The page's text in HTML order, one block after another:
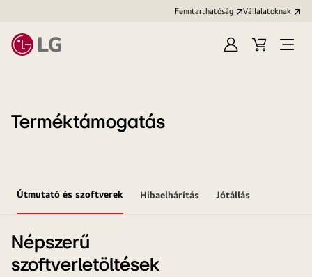
Fenntarthatóság Vállalatoknak
Bejelentkezés
KosárMenü
Terméktámogatás
Útmutató és szoftverek Hibaelhárítás Jótállás
Népszerű
szoftverletöltések